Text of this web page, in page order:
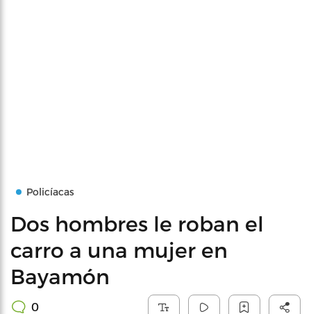
Policíacas
Dos hombres le roban el
carro a una mujer en
Bayamón
0